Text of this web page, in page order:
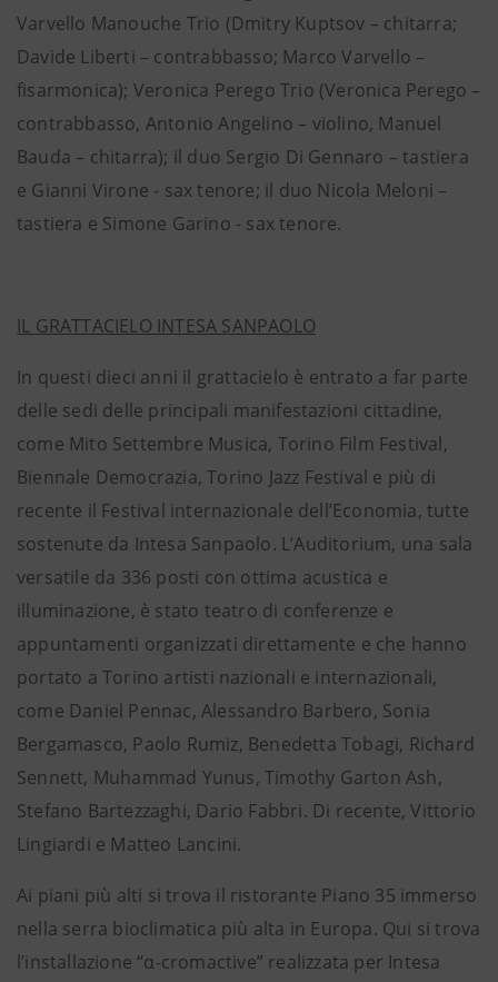
Varvello Manouche Trio (Dmitry Kuptsov – chitarra;
Davide Liberti – contrabbasso; Marco Varvello –
fisarmonica); Veronica Perego Trio (Veronica Perego –
contrabbasso, Antonio Angelino – violino, Manuel
Bauda – chitarra); il duo Sergio Di Gennaro – tastiera
e Gianni Virone - sax tenore; il duo Nicola Meloni –
tastiera e Simone Garino - sax tenore.
IL GRATTACIELO INTESA SANPAOLO
In questi dieci anni il grattacielo è entrato a far parte
delle sedi delle principali manifestazioni cittadine,
come Mito Settembre Musica, Torino Film Festival,
Biennale Democrazia, Torino Jazz Festival e più di
recente il Festival internazionale dell’Economia, tutte
sostenute da Intesa Sanpaolo. L’Auditorium, una sala
versatile da 336 posti con ottima acustica e
illuminazione, è stato teatro di conferenze e
appuntamenti organizzati direttamente e che hanno
portato a Torino artisti nazionali e internazionali,
come Daniel Pennac, Alessandro Barbero, Sonia
Bergamasco, Paolo Rumiz, Benedetta Tobagi, Richard
Sennett, Muhammad Yunus, Timothy Garton Ash,
Stefano Bartezzaghi, Dario Fabbri. Di recente, Vittorio
Lingiardi e Matteo Lancini.
Ai piani più alti si trova il ristorante Piano 35 immerso
nella serra bioclimatica più alta in Europa. Qui si trova
l’installazione “α-cromactive” realizzata per Intesa